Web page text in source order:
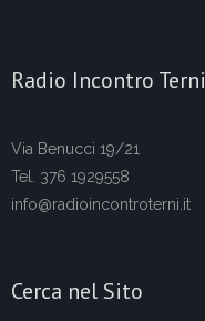
Radio Incontro Terni
Via Benucci 19/21
Tel. 376 1929558
info@radioincontroterni.it
Cerca nel Sito